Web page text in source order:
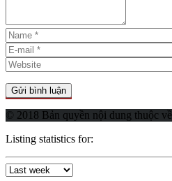
© 2018 Bản quyền nội dung thuộc về
Listing statistics for: